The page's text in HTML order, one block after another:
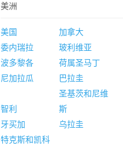
美洲
美国
加拿大
委内瑞拉
玻利维亚
波多黎各
荷属圣马丁
尼加拉瓜
巴拉圭
智利
圣基茨和尼维
斯
牙买加
乌拉圭
特克斯和凯科